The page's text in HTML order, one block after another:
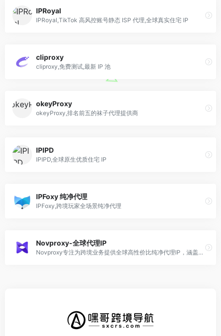
IPRoyal
IPRoyal,TikTok 高风控账号静态 ISP 代理,全球真实住宅 IP
cliproxy
cliproxy,免费测试,最新 IP 池
okeyProxy
okeyProxy,排名前五的袜子代理提供商
IPIPD
IPIPD,全球原生优质住宅 IP
IPFoxy 纯净代理
IPFoxy,跨境玩家全场景纯净代理
Novproxy-全球代理IP
Novproxy专注为跨境业务提供全球高性价比纯净代理IP，涵盖静态独享IPv4/IPv6、静态住宅ISP、动态住宅等全类型。最具性价比的住宅IP代理服务商，独立IP资源，免费测试，不限流量，套餐不限时间，全球190+国家地区纯净资源。